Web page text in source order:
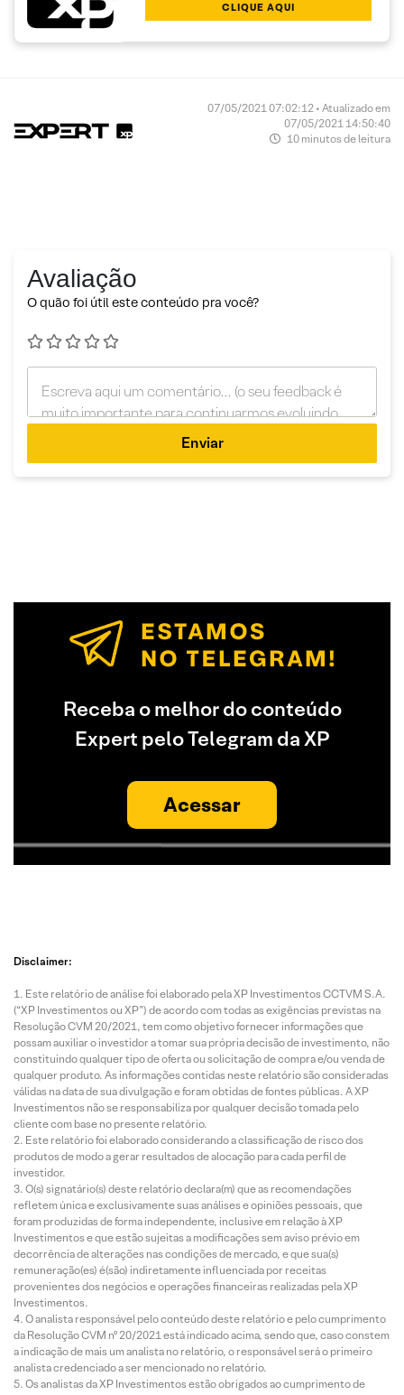
CLIQUE AQUI
07/05/2021 07:02:12 • Atualizado em
07/05/2021 14:50:40
10 minutos de leitura
Avaliação
O quão foi útil este conteúdo pra você?
Enviar
Receba o melhor do conteúdo
Expert pelo Telegram da XP
Acessar
Disclaimer:
Este relatório de análise foi elaborado pela XP Investimentos CCTVM S.A.
(“XP Investimentos ou XP”) de acordo com todas as exigências previstas na
Resolução CVM 20/2021, tem como objetivo fornecer informações que
possam auxiliar o investidor a tomar sua própria decisão de investimento, não
constituindo qualquer tipo de oferta ou solicitação de compra e/ou venda de
qualquer produto. As informações contidas neste relatório são consideradas
válidas na data de sua divulgação e foram obtidas de fontes públicas. A XP
Investimentos não se responsabiliza por qualquer decisão tomada pelo
cliente com base no presente relatório.
Este relatório foi elaborado considerando a classificação de risco dos
produtos de modo a gerar resultados de alocação para cada perfil de
investidor.
O(s) signatário(s) deste relatório declara(m) que as recomendações
refletem única e exclusivamente suas análises e opiniões pessoais, que
foram produzidas de forma independente, inclusive em relação à XP
Investimentos e que estão sujeitas a modificações sem aviso prévio em
decorrência de alterações nas condições de mercado, e que sua(s)
remuneração(es) é(são) indiretamente influenciada por receitas
provenientes dos negócios e operações financeiras realizadas pela XP
Investimentos.
O analista responsável pelo conteúdo deste relatório e pelo cumprimento
da Resolução CVM nº 20/2021 está indicado acima, sendo que, caso constem
a indicação de mais um analista no relatório, o responsável será o primeiro
analista credenciado a ser mencionado no relatório.
Os analistas da XP Investimentos estão obrigados ao cumprimento de